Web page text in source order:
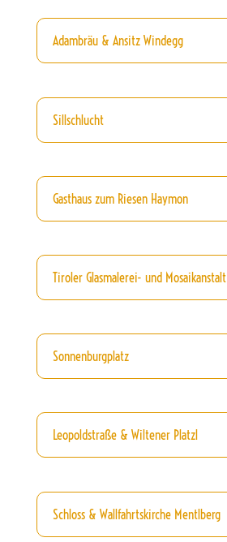
Adambräu & Ansitz Windegg
Sillschlucht
Gasthaus zum Riesen Haymon
Tiroler Glasmalerei- und Mosaikanstalt
Sonnenburgplatz
Leopoldstraße & Wiltener Platzl
Schloss & Wallfahrtskirche Mentlberg